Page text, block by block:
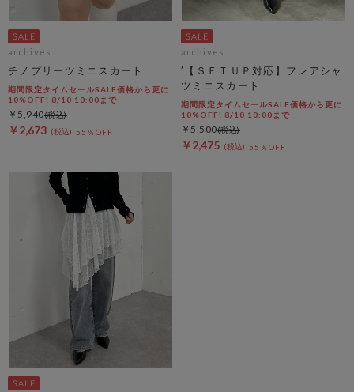
archives
チノプリーツミニスカート
期間限定タイムセールSALE価格から更に
10%OFF! 8/10 10:00まで
￥2,673 55％OFF
￥5,940
archives
’【ＳＥＴＵＰ対応】フレアシャ
ツミニスカート
期間限定タイムセールSALE価格から更に
10%OFF! 8/10 10:00まで
￥2,475 55％OFF
￥5,500